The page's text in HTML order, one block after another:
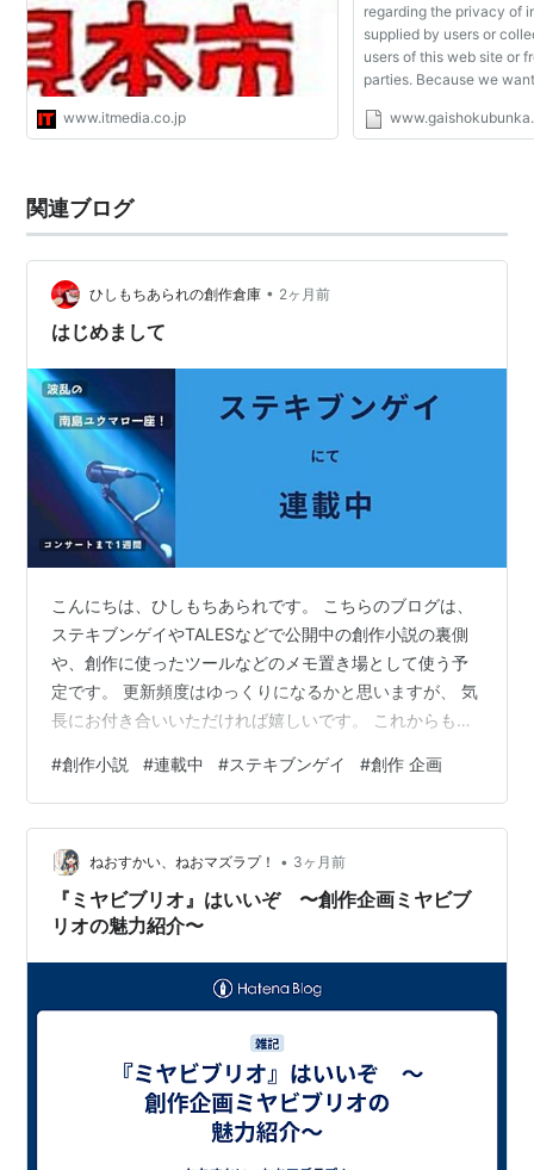
www.itmedia.co.jp
regarding the privacy of
supplied by users or
users of this web site or
parties. Because we
practices, we want to
関連ブログ
ひしもちあられの創作倉庫 • 2ヶ月前
はじめまして
こんにちは、ひしもちあられです。 こちらのブログは、
ステキブンゲイやTALESなどで公開中の創作小説の裏側
や、創作に使ったツールなどのメモ置き場として使う予
定です。 更新頻度はゆっくりになるかと思いますが、 気
長にお付き合いいただければ嬉しいです。 これからもよ
ロ一座！バナー
#創作小説 #連載中 #ステキブンゲイ #創作 企画
ねおすかい、ねおマズラプ！ • 3ヶ月前
『ミヤビブリオ』はいいぞ 〜創作企画ミヤビブ
リオの魅力紹介〜